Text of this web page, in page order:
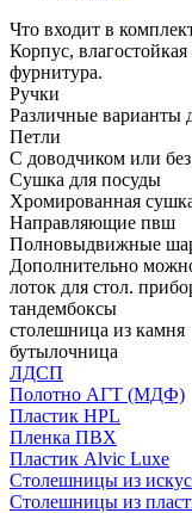
Что входит в
Корпус,
фурнитура.
Ручки
Различные варианты
Петли
С доводчиком или
Сушка для посуды
Хромированная
Направляющие пвш
Полновыдвижные
Дополнительно
лоток для стол.
тандембоксы
столешница из камня
бутылочница
ЛДСП
Полотно АГТ (МДФ)
Пластик HPL
Пленка ПВХ
Пластик Alvic Luxe
Столешницы из
Столешницы из